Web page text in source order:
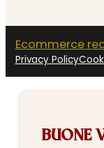
Ecommerce
Privacy Policy
BUONE